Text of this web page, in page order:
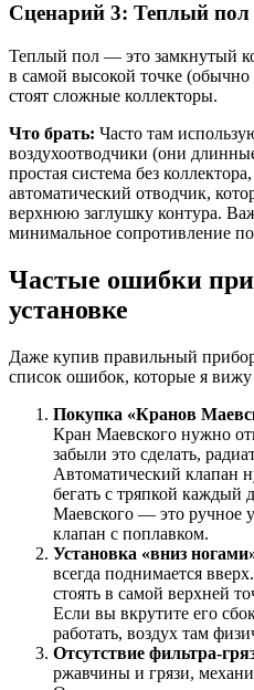
Сценарий 3: Теплый пол
Теплый пол — это замкнутый
в самой высокой точке
стоят сложные коллекторы.
Что брать: Часто там
воздухоотводчики (они
простая система без
автоматический отводчик,
верхнюю заглушку контура.
минимальное сопротивление
Частые ошибки
установке
Даже купив правильный
список ошибок, которые я
Покупка «Кранов
Кран Маевского нужно
забыли это сделать,
Автоматический клапан
бегать с тряпкой каждый
Маевского — это ручное
клапан с поплавком.
Установка «вниз
всегда поднимается
стоять в самой верхней
Если вы вкрутите его
работать, воздух там
Отсутствие фильтра-
ржавчины и грязи,